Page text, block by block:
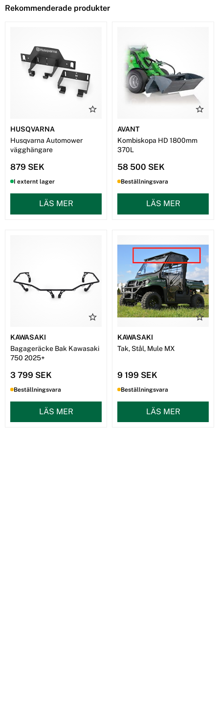
Rekommenderade produkter
HUSQVARNA
Husqvarna Automower
vägghängare
879 SEK
I externt lager
LÄS MER
AVANT
Kombiskopa HD 1800mm
370L
58 500 SEK
Beställningsvara
LÄS MER
KAWASAKI
Bagageräcke Bak Kawasaki
750 2025+
3 799 SEK
Beställningsvara
LÄS MER
KAWASAKI
Tak, Stål, Mule MX
9 199 SEK
Beställningsvara
LÄS MER